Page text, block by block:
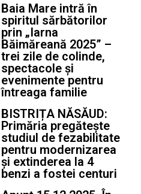
Baia Mare intră în
spiritul sărbătorilor
prin „Iarna
Băimăreană 2025” –
trei zile de colinde,
spectacole și
evenimente pentru
întreaga familie
BISTRIȚA NĂSĂUD:
Primăria pregătește
studiul de fezabilitate
pentru modernizarea
și extinderea la 4
benzi a fostei centuri